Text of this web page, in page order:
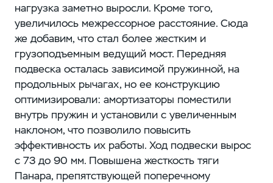
нагрузка заметно выросли. Кроме того,
увеличилось межрессорное расстояние. Сюда
же добавим, что стал более жестким и
грузоподъемным ведущий мост. Передняя
подвеска осталась зависимой пружинной, на
продольных рычагах, но ее конструкцию
оптимизировали: амортизаторы поместили
внутрь пружин и установили с увеличенным
наклоном, что позволило повысить
эффективность их работы. Ход подвески вырос
с 73 до 90 мм. Повышена жесткость тяги
Панара, препятствующей поперечному